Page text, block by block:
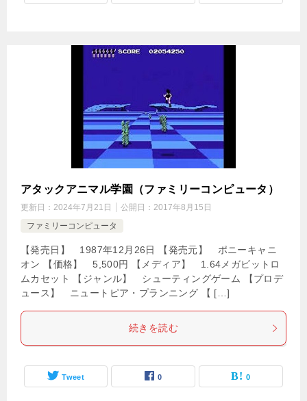
アタックアニマル学園（ファミリーコンピュータ）
更新日： 2024年7月21日 公開日： 2017年8月15日
ファミリーコンピュータ
【発売日】 1987年12月26日 【発売元】 ポニーキャニ
オン 【価格】 5,500円 【メディア】 1.64メガビットロ
ムカセット 【ジャンル】 シューティングゲーム 【プロデ
ュース】 ニュートピア・プランニング 【 […]
続きを読む
Tweet 0 0